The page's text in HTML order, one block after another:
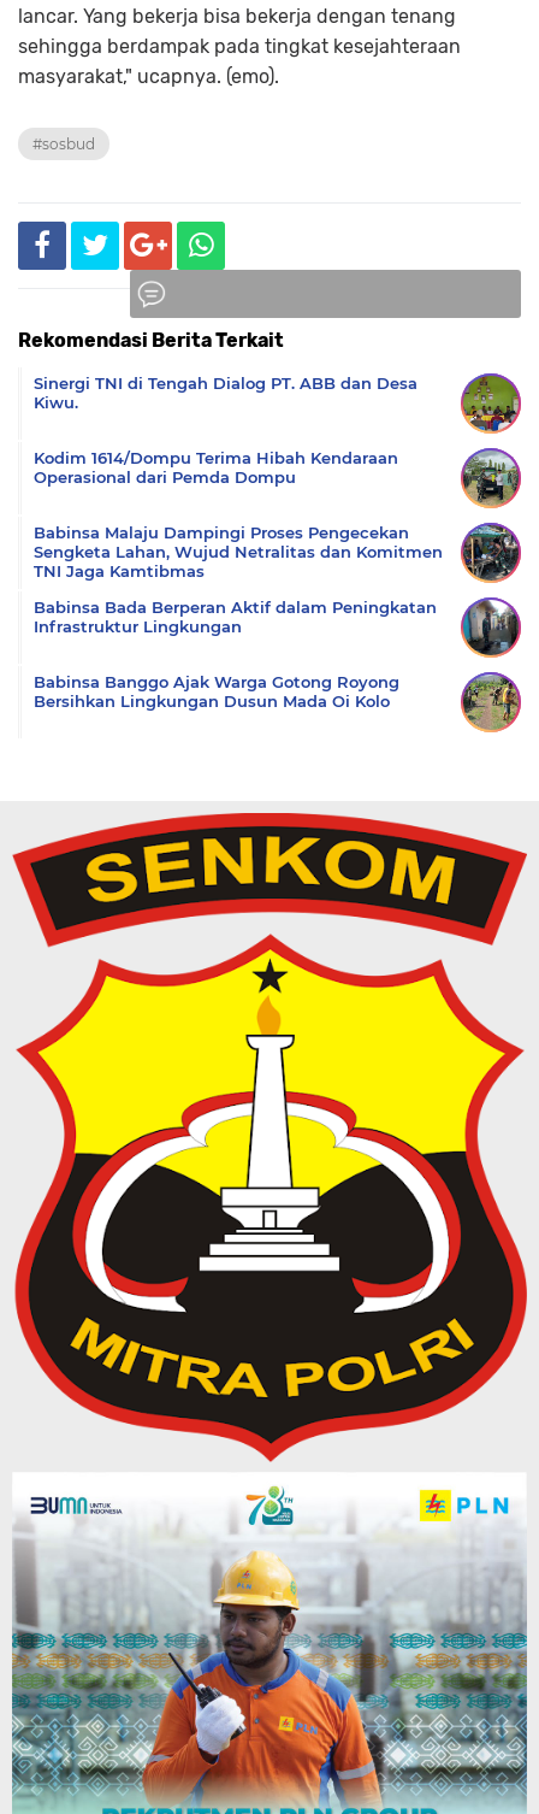
lancar. Yang bekerja bisa bekerja dengan tenang
sehingga berdampak pada tingkat kesejahteraan
masyarakat," ucapnya. (emo).
#sosbud
Rekomendasi Berita Terkait
Sinergi TNI di Tengah Dialog PT. ABB dan Desa
Kiwu.
Kodim 1614/Dompu Terima Hibah Kendaraan
Operasional dari Pemda Dompu
Babinsa Malaju Dampingi Proses Pengecekan
Sengketa Lahan, Wujud Netralitas dan Komitmen
TNI Jaga Kamtibmas
Babinsa Bada Berperan Aktif dalam Peningkatan
Infrastruktur Lingkungan
Babinsa Banggo Ajak Warga Gotong Royong
Bersihkan Lingkungan Dusun Mada Oi Kolo